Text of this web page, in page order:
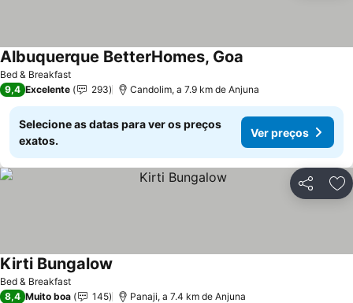
Bed & Breakfast
Albuquerque BetterHomes, Goa
9,4 Excelente 293 Candolim, a 7.9 km de Anjuna
Selecione as datas para ver os preços
exatos.
Ver preços
Partilhar
Bed & Breakfast
Kirti Bungalow
8,4 Muito boa 145 Panaji, a 7.4 km de Anjuna